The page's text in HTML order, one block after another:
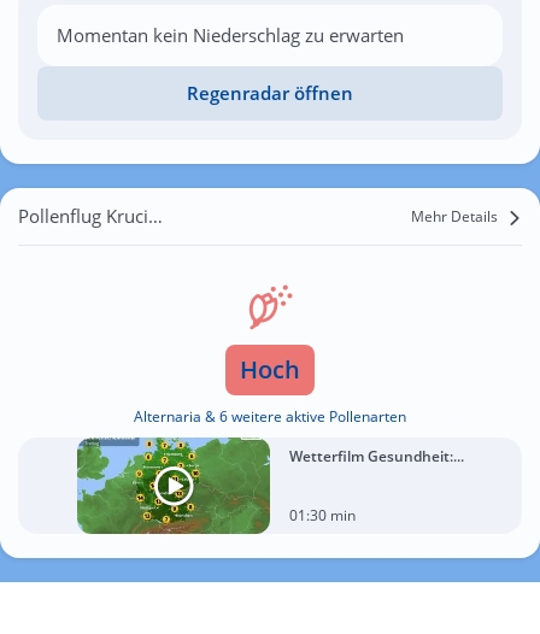
Momentan kein Niederschlag zu erwarten
Regenradar öffnen
Pollenflug Krucieniszki Mehr Details
Hoch
Alternaria & 6 weitere aktive Pollenarten
Wetterfilm Gesundheit:...
01:30 min